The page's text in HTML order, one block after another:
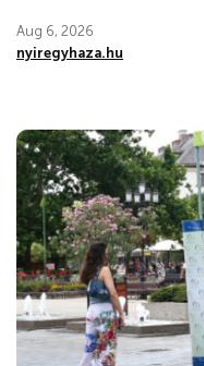
Aug 6, 2026
nyiregyhaza.hu